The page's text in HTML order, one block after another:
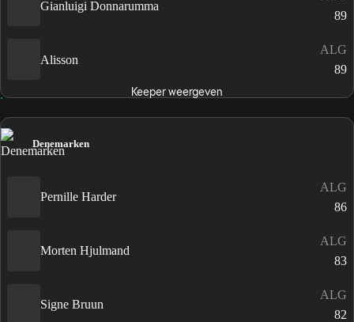
Gianluigi Donnarumma
89
Alisson
ALG
89
Keeper weergeven
Denemarken
Pernille Harder
ALG
86
Morten Hjulmand
ALG
83
Signe Bruun
ALG
82